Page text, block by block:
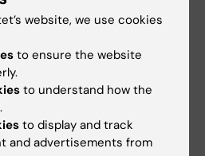
website, we use cookies
to ensure the website
to understand how the
to display and track
and advertisements from